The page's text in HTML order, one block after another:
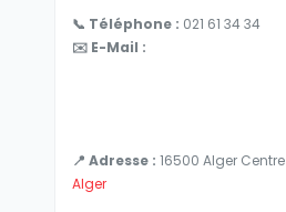
📞 Téléphone : 021 61 34 34
✉️ E-Mail :
📍 Adresse : 16500 Alger Centre
Alger